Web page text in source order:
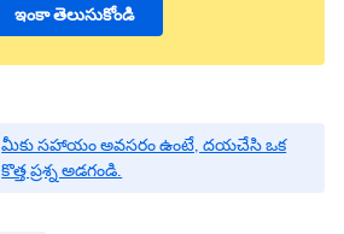
ఇంకా తెలుసుకోండి
మీకు సహాయం అవసరం ఉంటే, దయచేసి ఒక
కొత్త ప్రశ్న అడగండి.